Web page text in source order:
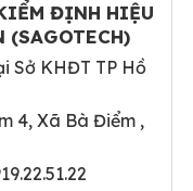
ĐỊNH HIỆU
(SAGOTECH)
Sở KHĐT TP Hồ
4, Xã Bà Điểm ,